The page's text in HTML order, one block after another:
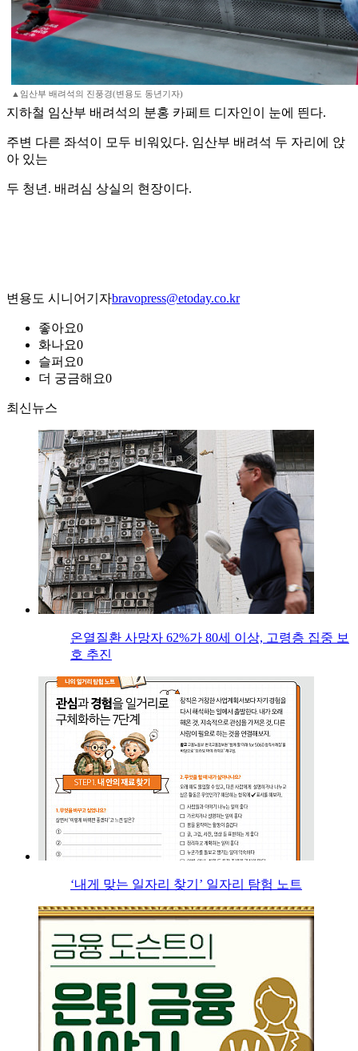
▲임산부 배려석의 진풍경(변용도 동년기자)
지하철 임산부 배려석의 분홍 카페트 디자인이 눈에 띈다.
주변 다른 좌석이 모두 비워있다. 임산부 배려석 두 자리에 앉
아 있는
두 청년. 배려심 상실의 현장이다.
변용도 시니어기자bravopress@etoday.co.kr
좋아요0
화나요0
슬퍼요0
더 궁금해요0
최신뉴스
온열질환 사망자 62%가 80세 이상, 고령층 집중 보
호 추진
‘내게 맞는 일자리 찾기’ 일자리 탐험 노트